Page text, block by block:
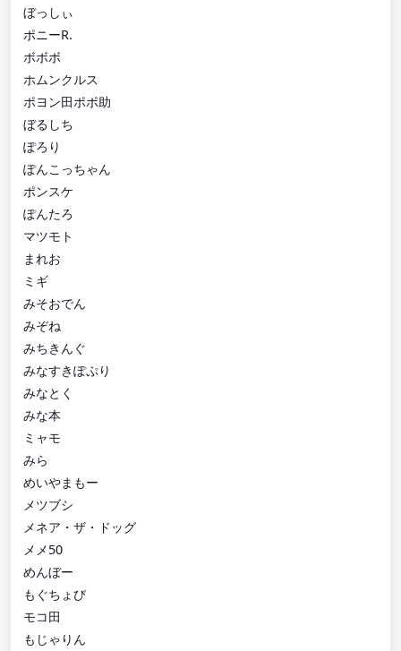
ぼっしぃ
ポニーR.
ボボボ
ホムンクルス
ポヨン田ポポ助
ぼるしち
ぽろり
ぽんこっちゃん
ポンスケ
ぽんたろ
マツモト
まれお
ミギ
みそおでん
みぞね
みちきんぐ
みなすきぽぷり
みなとく
みな本
ミャモ
みら
めいやまもー
メツブシ
メネア・ザ・ドッグ
メメ50
めんぼー
もぐちょび
モコ田
もじゃりん